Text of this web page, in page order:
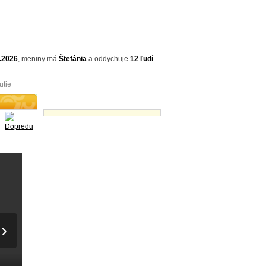
, meniny má Štefánia a oddychuje 12 ľudí
›